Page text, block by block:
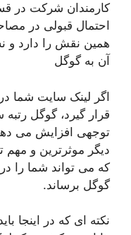
کارمندان شرکت در
احتمال قبولی در
همین نقش را دارد و
آن به گوگل
اگر لینک سایت شما
قرار گیرد، گوگل
توجهی افزایش می
دیگر موثرترین و
که می تواند شما را
گوگل برساند.
نکته ای که در اینجا